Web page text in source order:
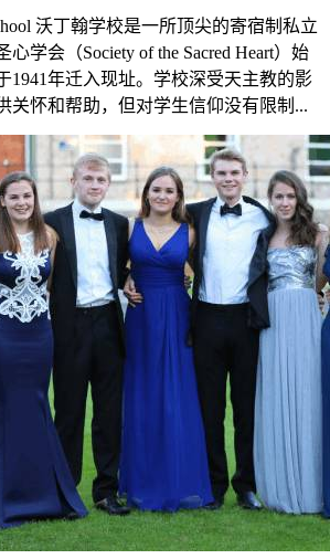
沃丁翰学校是一所顶尖的寄宿制私立
心学会（Society of the Sacred Heart）始
1941年迁入现址。学校深受天主教的影
关怀和帮助，但对学生信仰没有限制...